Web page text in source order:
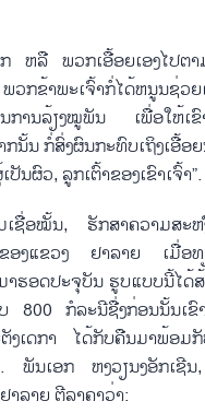
ຫລື ພວກເອື້ອຍເອງໄປຕາ
ຂ້າພະເຈົ້າກໍ່ໄດ້ຫນູນຊ່ວຍ
ການລ້ຽງໝູພັນ ເພື່ອໃຫ້ເຂົ
ນັ້ນ ກໍ່ສົ່ງຜົນກະທົບເຖິງເອື້ອ
ນຜົວ, ລູກເຕົ້າຂອງເຂົາເຈົ້າ”.
ຊື່ອໝັ້ນ, ຮັກສາຄວາມສະຫ
ອງແຂວງ ຢາລາຍ ເມື່ອທ
ຮອດປະຈຸບັນ ຮູບແບບນີ້ໄດ້ສ້
800 ກໍລະນີຊື່ງກ່ອນນັ້ນເຂົ
ງເດກາ ໄດ້ກັບຄືນມາພ້ອມ
ພັນເອກ ຫງວຽນງອັກເຊີ
ລາຍ ຕີລາຄາວ່າ: